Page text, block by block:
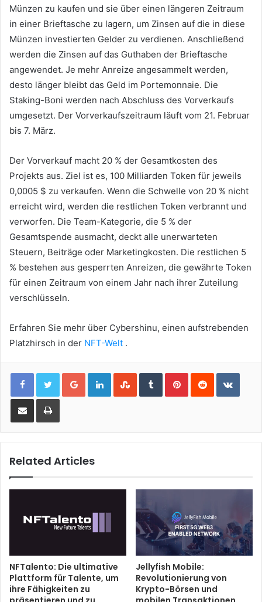
Münzen zu kaufen und sie über einen längeren Zeitraum
in einer Brieftasche zu lagern, um Zinsen auf die in diese
Münzen investierten Gelder zu verdienen. Anschließend
werden die Zinsen auf das Guthaben der Brieftasche
angewendet. Je mehr Anreize angesammelt werden,
desto länger bleibt das Geld im Portemonnaie. Die
Staking-Boni werden nach Abschluss des Vorverkaufs
umgesetzt. Der Vorverkaufszeitraum läuft vom 21. Februar
bis 7. März.
Der Vorverkauf macht 20 % der Gesamtkosten des
Projekts aus. Ziel ist es, 100 Milliarden Token für jeweils
0,0005 $ zu verkaufen. Wenn die Schwelle von 20 % nicht
erreicht wird, werden die restlichen Token verbrannt und
verworfen. Die Team-Kategorie, die 5 % der
Gesamtspende ausmacht, deckt alle unerwarteten
Steuern, Beiträge oder Marketingkosten. Die restlichen 5
% bestehen aus gesperrten Anreizen, die gewährte Token
für einen Zeitraum von einem Jahr nach ihrer Zuteilung
verschlüsseln.
Erfahren Sie mehr über Cybershinu, einen aufstrebenden
Platzhirsch in der NFT-Welt .
Google+LinkedInStumbleUpon
TumblrPinterestReddit
Share via Email Print
Related Articles
NFTalento: Die ultimative
Plattform für Talente, um
ihre Fähigkeiten zu
Jellyfish Mobile:
Revolutionierung von
Krypto-Börsen und